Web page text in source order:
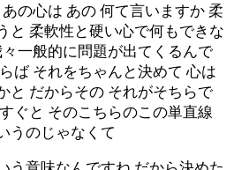
の心は あの 何て言いますか 柔
と 柔軟性と硬い心で何もできな
一般的に問題が出てくるんで
ば それをちゃんと決めて 心は
と だからその それがそちらで
ぐと そのこちらのこの単直線
うのじゃなくて